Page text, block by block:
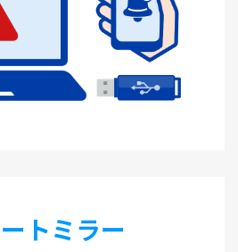
トミラー